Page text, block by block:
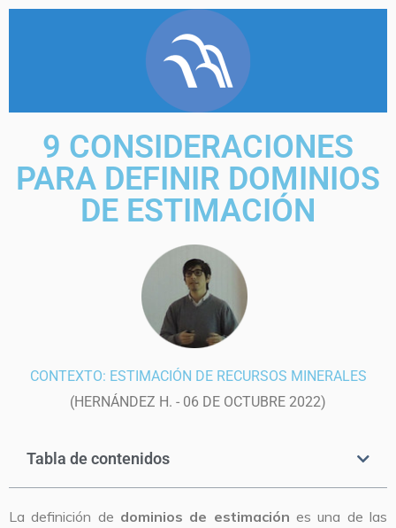
9 CONSIDERACIONES
PARA DEFINIR DOMINIOS
DE ESTIMACIÓN
CONTEXTO: ESTIMACIÓN DE RECURSOS MINERALES
(HERNÁNDEZ H. - 06 DE OCTUBRE 2022)
Tabla de contenidos
La definición de dominios de estimación es una de las